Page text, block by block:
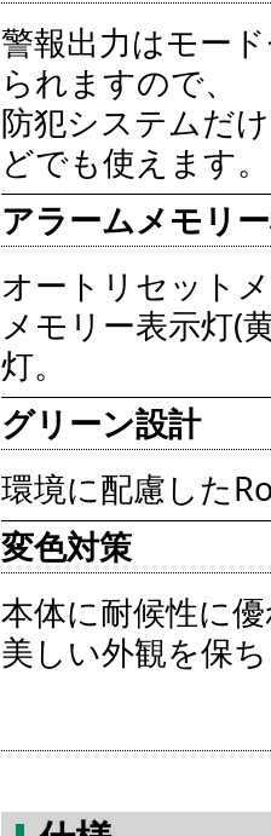
警報出力はモー
られますので、
防犯システムだ
どでも使えます。
アラームメモリ
オートリセット
メモリー表示灯(
灯。
グリーン設計
環境に配慮した
変色対策
本体に耐候性に
美しい外観を保